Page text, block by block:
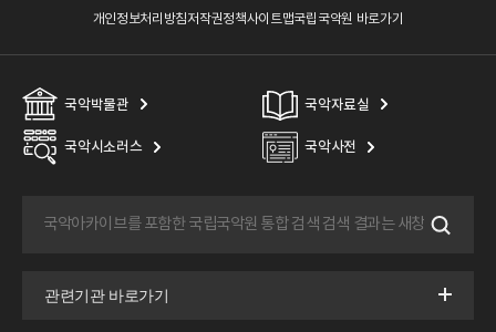
개인정보처리방침저작권정책사이트맵국립국악원 바로가기
국악박물관 국악자료실
국악시소러스 국악사전